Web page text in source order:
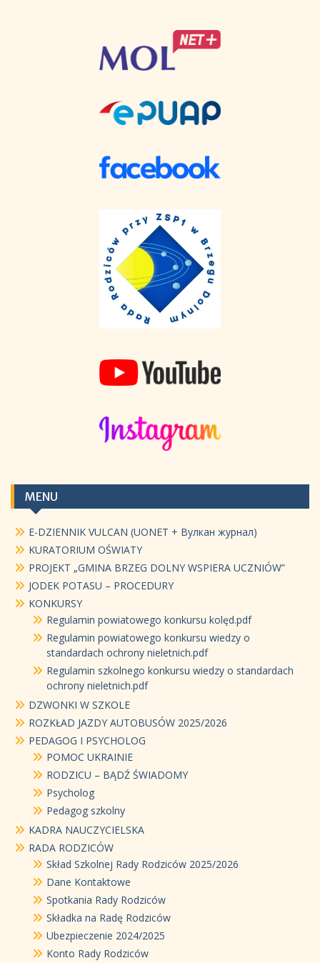
MENU
E-DZIENNIK VULCAN (UONET + Вулкан журнал)
KURATORIUM OŚWIATY
PROJEKT „GMINA BRZEG DOLNY WSPIERA UCZNIÓW”
JODEK POTASU – PROCEDURY
KONKURSY
Regulamin powiatowego konkursu kolęd.pdf
Regulamin powiatowego konkursu wiedzy o
standardach ochrony nieletnich.pdf
Regulamin szkolnego konkursu wiedzy o standardach
ochrony nieletnich.pdf
DZWONKI W SZKOLE
ROZKŁAD JAZDY AUTOBUSÓW 2025/2026
PEDAGOG I PSYCHOLOG
POMOC UKRAINIE
RODZICU – BĄDŹ ŚWIADOMY
Psycholog
Pedagog szkolny
KADRA NAUCZYCIELSKA
RADA RODZICÓW
Skład Szkolnej Rady Rodziców 2025/2026
Dane Kontaktowe
Spotkania Rady Rodziców
Składka na Radę Rodziców
Ubezpieczenie 2024/2025
Konto Rady Rodziców